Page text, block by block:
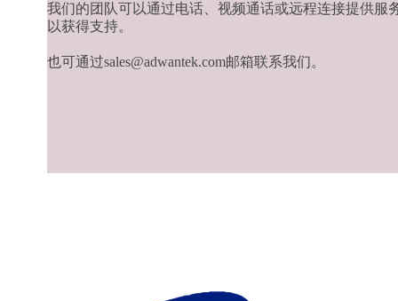
我们的团队可以通过电话、视频通话或远程连接提供服
以获得支持。
也可通过sales@adwantek.com邮箱联系我们。